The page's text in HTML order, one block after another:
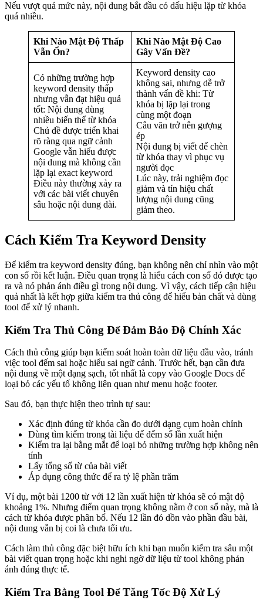
Nếu vượt quá mức này, nội dung bắt đầu có dấu hiệu lặp từ khóa
quá nhiều.
Khi Nào Mật Độ Thấp
Vẫn Ổn?
Khi Nào Mật Độ Cao
Gây Vấn Đề?
Có những trường hợp
keyword density thấp
nhưng vẫn đạt hiệu quả
tốt: Nội dung dùng
nhiều biến thể từ khóa
Chủ đề được triển khai
rõ ràng qua ngữ cảnh
Google vẫn hiểu được
nội dung mà không cần
lặp lại exact keyword
Điều này thường xảy ra
với các bài viết chuyên
sâu hoặc nội dung dài.
Keyword density cao
không sai, nhưng dễ trở
thành vấn đề khi: Từ
khóa bị lặp lại trong
cùng một đoạn
Câu văn trở nên gượng
ép
Nội dung bị viết để chèn
từ khóa thay vì phục vụ
người đọc
Lúc này, trải nghiệm đọc
giảm và tín hiệu chất
lượng nội dung cũng
giảm theo.
Cách Kiểm Tra Keyword Density
Để kiểm tra keyword density đúng, bạn không nên chỉ nhìn vào một
con số rồi kết luận. Điều quan trọng là hiểu cách con số đó được tạo
ra và nó phản ánh điều gì trong nội dung. Vì vậy, cách tiếp cận hiệu
quả nhất là kết hợp giữa kiểm tra thủ công để hiểu bản chất và dùng
tool để xử lý nhanh.
Kiểm Tra Thủ Công Để Đảm Bảo Độ Chính Xác
Cách thủ công giúp bạn kiểm soát hoàn toàn dữ liệu đầu vào, tránh
việc tool đếm sai hoặc hiểu sai ngữ cảnh. Trước hết, bạn cần đưa
nội dung về một dạng sạch, tốt nhất là copy vào Google Docs để
loại bỏ các yếu tố không liên quan như menu hoặc footer.
Sau đó, bạn thực hiện theo trình tự sau:
Xác định đúng từ khóa cần đo dưới dạng cụm hoàn chỉnh
Dùng tìm kiếm trong tài liệu để đếm số lần xuất hiện
Kiểm tra lại bằng mắt để loại bỏ những trường hợp không nên
tính
Lấy tổng số từ của bài viết
Áp dụng công thức để ra tỷ lệ phần trăm
Ví dụ, một bài 1200 từ với 12 lần xuất hiện từ khóa sẽ có mật độ
khoảng 1%. Nhưng điểm quan trọng không nằm ở con số này, mà là
cách từ khóa được phân bổ. Nếu 12 lần đó dồn vào phần đầu bài,
nội dung vẫn bị coi là chưa tối ưu.
Cách làm thủ công đặc biệt hữu ích khi bạn muốn kiểm tra sâu một
bài viết quan trọng hoặc khi nghi ngờ dữ liệu từ tool không phản
ánh đúng thực tế.
Kiểm Tra Bằng Tool Để Tăng Tốc Độ Xử Lý